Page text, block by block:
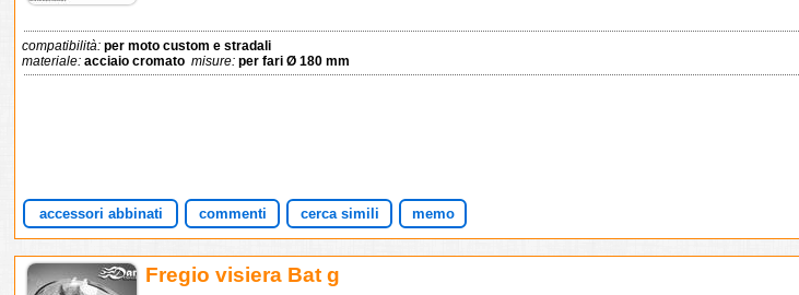
compatibilità:per moto custom e stradali
materiale:acciaio cromato misure:per fari Ø 180 mm
accessori abbinati commenti cerca simili memo
Fregio visiera Bat g